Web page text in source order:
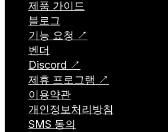
제품 가이드
블로그
기능 요청 ↗
벤더
Discord ↗
제휴 프로그램 ↗
이용약관
개인정보처리방침
SMS 동의